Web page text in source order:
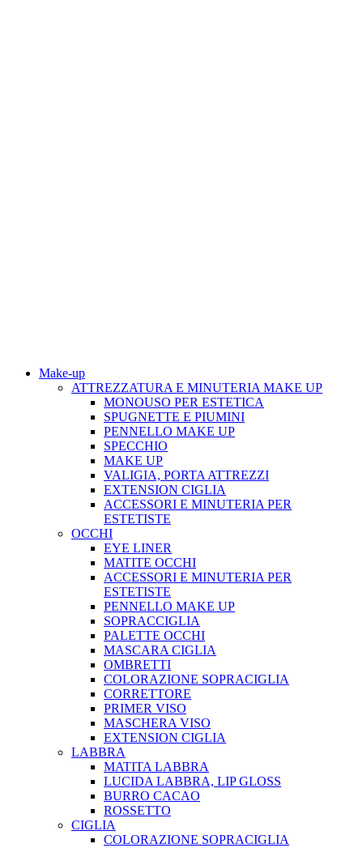
Make-up
ATTREZZATURA E MINUTERIA MAKE UP
MONOUSO PER ESTETICA
SPUGNETTE E PIUMINI
PENNELLO MAKE UP
SPECCHIO
MAKE UP
VALIGIA, PORTA ATTREZZI
EXTENSION CIGLIA
ACCESSORI E MINUTERIA PER
ESTETISTE
OCCHI
EYE LINER
MATITE OCCHI
ACCESSORI E MINUTERIA PER
ESTETISTE
PENNELLO MAKE UP
SOPRACCIGLIA
PALETTE OCCHI
MASCARA CIGLIA
OMBRETTI
COLORAZIONE SOPRACIGLIA
CORRETTORE
PRIMER VISO
MASCHERA VISO
EXTENSION CIGLIA
LABBRA
MATITA LABBRA
LUCIDA LABBRA, LIP GLOSS
BURRO CACAO
ROSSETTO
CIGLIA
COLORAZIONE SOPRACIGLIA